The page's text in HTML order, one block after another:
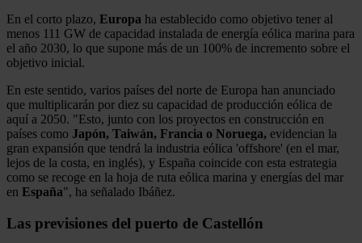
En el corto plazo, Europa ha establecido como objetivo tener al
menos 111 GW de capacidad instalada de energía eólica marina para
el año 2030, lo que supone más de un 100% de incremento sobre el
objetivo inicial.
En este sentido, varios países del norte de Europa han anunciado
que multiplicarán por diez su capacidad de producción eólica de
aquí a 2050. "Esto, junto con los proyectos en construcción en
países como Japón, Taiwán, Francia o Noruega, evidencian la
gran expansión que tendrá la industria eólica 'offshore' (en el mar,
lejos de la costa, en inglés), y España coincide con esta estrategia
como se recoge en la hoja de ruta eólica marina y energías del mar
en España", ha señalado Ibáñez.
Las previsiones del puerto de Castellón